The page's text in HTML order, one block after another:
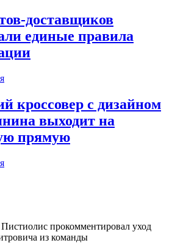
доставщиков
единые правила
кроссовер с дизайном
выходит на
прямую
прокомментировал уход
из команды